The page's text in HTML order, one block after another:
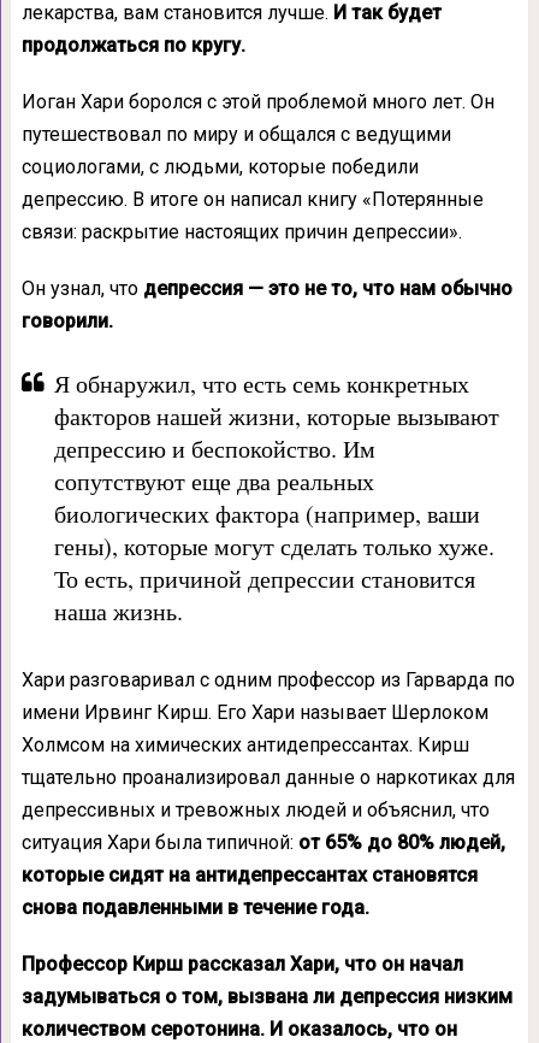
лекарства, вам становится лучше. И так будет
продолжаться по кругу.
Иоган Хари боролся с этой проблемой много лет. Он
путешествовал по миру и общался с ведущими
социологами, с людьми, которые победили
депрессию. В итоге он написал книгу «Потерянные
связи: раскрытие настоящих причин депрессии».
Он узнал, что депрессия — это не то, что нам обычно
говорили.
Я обнаружил, что есть семь конкретных
факторов нашей жизни, которые вызывают
депрессию и беспокойство. Им
сопутствуют еще два реальных
биологических фактора (например, ваши
гены), которые могут сделать только хуже.
То есть, причиной депрессии становится
наша жизнь.
Хари разговаривал с одним профессор из Гарварда по
имени Ирвинг Кирш. Его Хари называет Шерлоком
Холмсом на химических антидепрессантах. Кирш
тщательно проанализировал данные о наркотиках для
депрессивных и тревожных людей и объяснил, что
ситуация Хари была типичной: от 65% до 80% людей,
которые сидят на антидепрессантах становятся
снова подавленными в течение года.
Профессор Кирш рассказал Хари, что он начал
задумываться о том, вызвана ли депрессия низким
количеством серотонина. И оказалось, что он